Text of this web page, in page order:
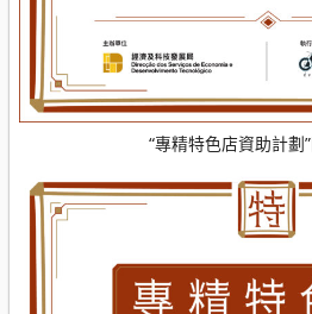
“專精特色店資助計劃